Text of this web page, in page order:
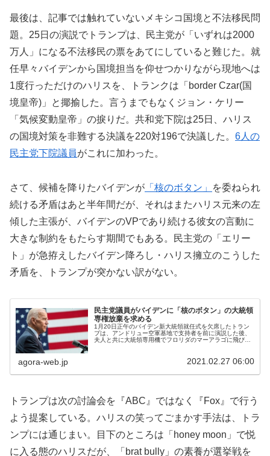
最後は、記事では触れていないメキシコ国境と不法移民問
題。25日の演説でトランプは、民主党が「いずれは2000
万人」になる不法移民の票をあてにしていると難じた。就
任早々バイデンから国境担当を仰せつかりながら現地へは
1度行っただけのハリスを、トランクは「border Czar(国
境皇帝)」と揶揄した。言うまでもなくジョン・ケリー
「気候変動皇帝」の捩りだ。共和党下院は25日、ハリス
の国境対策を非難する決議を220対196で決議した。 6人の
民主党下院議員がこれに加わった。
さて、候補を降りたバイデンが 「核のボタン」
を委ねられ
続ける矛盾はあと半年間だが、それはまたハリス元来の左
傾した主張が、バイデンのVPであり続ける彼女の言動に
大きな制約をもたらす期間でもある。民主党の「エリー
ト」が急拵えしたバイデン降ろし・ハリス擁立のこうした
矛盾を、トランプが突かない訳がない。
民主党議員がバイデンに「核のボタン」の大統領
専権放棄を求める
1月20日正午のバイデン新大統領就任式を欠席したトラン
プは、アンドリュー空軍基地で支持者を前に演説した後、
夫人と共に大統領専用機でフロリダのマーアラゴに飛び立
agora-web.jp 2021.02.27 06:00
トランプは次の討論会を『ABC』ではなく『Fox』で行う
よう提案している。ハリスの笑ってごまかす手法は、トラ
ンプには通じまい。目下のところは「honey moon」で悦
に入る態のハリスだが、「brat bully」の素養が選挙戦を